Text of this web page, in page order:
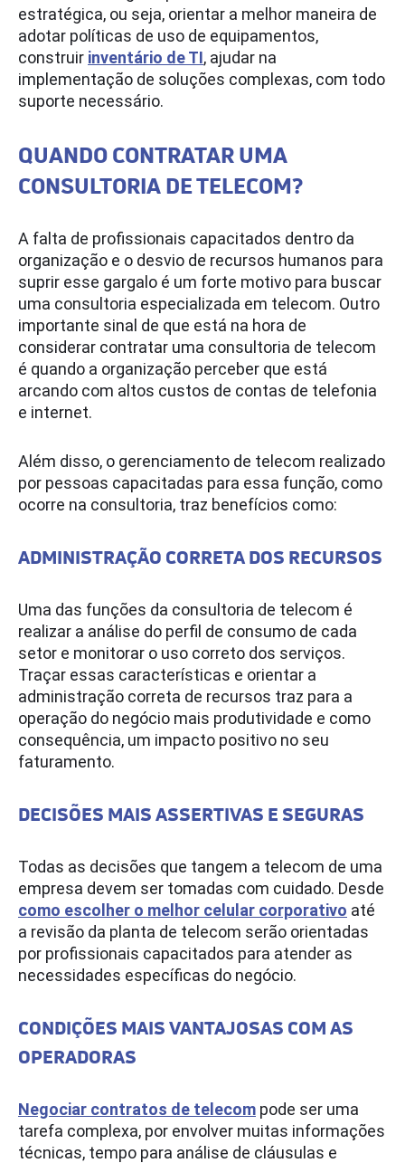
estratégica, ou seja, orientar a melhor maneira de
adotar políticas de uso de equipamentos,
construir inventário de TI, ajudar na
implementação de soluções complexas, com todo
suporte necessário.
QUANDO CONTRATAR UMA
CONSULTORIA DE TELECOM?
A falta de profissionais capacitados dentro da
organização e o desvio de recursos humanos para
suprir esse gargalo é um forte motivo para buscar
uma consultoria especializada em telecom. Outro
importante sinal de que está na hora de
considerar contratar uma consultoria de telecom
é quando a organização perceber que está
arcando com altos custos de contas de telefonia
e internet.
Além disso, o gerenciamento de telecom realizado
por pessoas capacitadas para essa função, como
ocorre na consultoria, traz benefícios como:
ADMINISTRAÇÃO CORRETA DOS RECURSOS
Uma das funções da consultoria de telecom é
realizar a análise do perfil de consumo de cada
setor e monitorar o uso correto dos serviços.
Traçar essas características e orientar a
administração correta de recursos traz para a
operação do negócio mais produtividade e como
consequência, um impacto positivo no seu
faturamento.
DECISÕES MAIS ASSERTIVAS E SEGURAS
Todas as decisões que tangem a telecom de uma
empresa devem ser tomadas com cuidado. Desde
como escolher o melhor celular corporativo até
a revisão da planta de telecom serão orientadas
por profissionais capacitados para atender as
necessidades específicas do negócio.
CONDIÇÕES MAIS VANTAJOSAS COM AS
OPERADORAS
Negociar contratos de telecom pode ser uma
tarefa complexa, por envolver muitas informações
técnicas, tempo para análise de cláusulas e